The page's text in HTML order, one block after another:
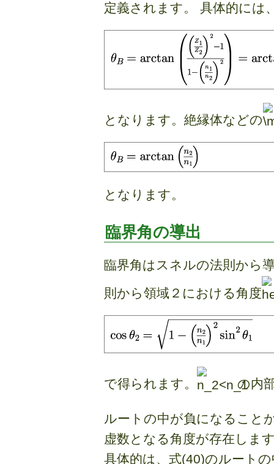
定義されます。 具体的には
となります。絶縁体などの
となります。
臨界角の導出
臨界角はスネルの法則から
則から領域２における角度
で得られます。 の内
ルートの中が負になること
虚数となる角度が存在しま
具体的は、式(40)のルート